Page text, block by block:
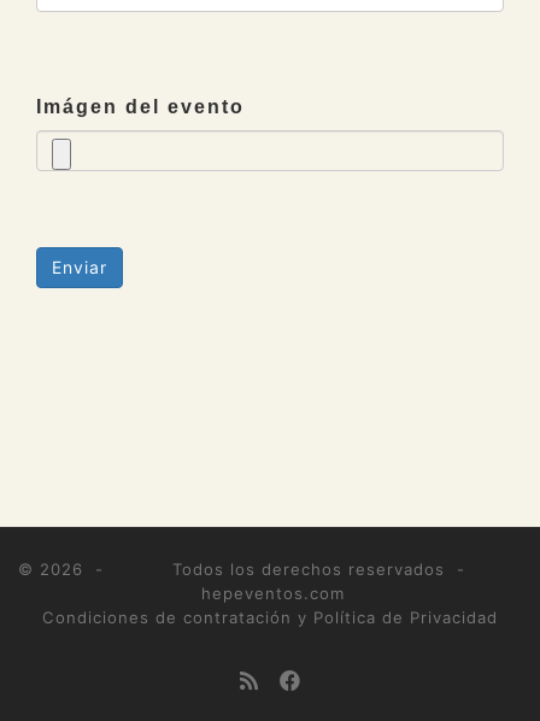
Imágen del evento
Enviar
© 2026 -
Todos los derechos reservados -
hepeventos.com
Condiciones de contratación y Política de Privacidad